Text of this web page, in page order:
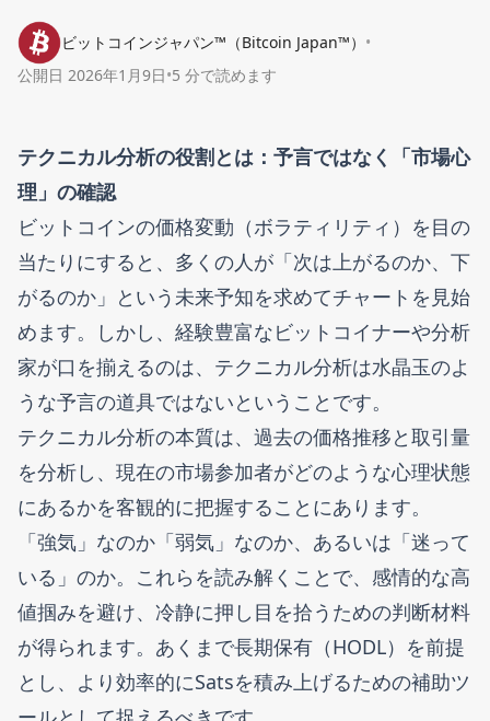
ビットコインジャパン™（Bitcoin Japan™） •
公開日 2026年1月9日•5 分で読めます
テクニカル分析の役割とは：予言ではなく「市場心
理」の確認
ビットコインの価格変動（ボラティリティ）を目の
当たりにすると、多くの人が「次は上がるのか、下
がるのか」という未来予知を求めてチャートを見始
めます。しかし、経験豊富なビットコイナーや分析
家が口を揃えるのは、テクニカル分析は水晶玉のよ
うな予言の道具ではないということです。
テクニカル分析の本質は、過去の価格推移と取引量
を分析し、現在の市場参加者がどのような心理状態
にあるかを客観的に把握することにあります。
「強気」なのか「弱気」なのか、あるいは「迷って
いる」のか。これらを読み解くことで、感情的な高
値掴みを避け、冷静に押し目を拾うための判断材料
が得られます。あくまで長期保有（HODL）を前提
とし、より効率的にSatsを積み上げるための補助ツ